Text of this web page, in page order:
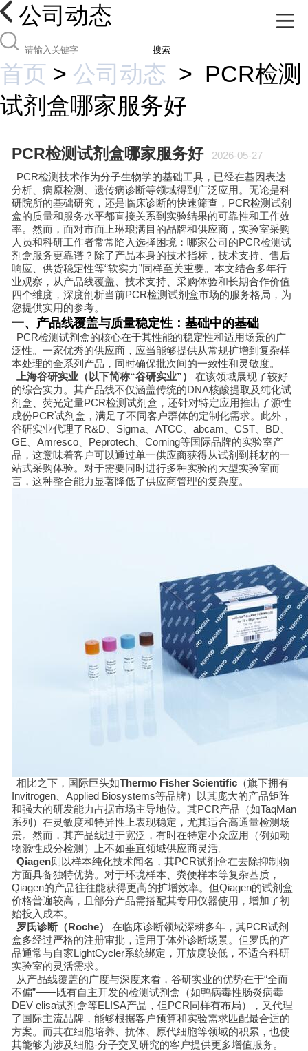
公司动态
搜索
首页 > 公司动态 > PCR检测
试剂盒哪家服务好
PCR检测试剂盒哪家服务好 2026-05-27
PCR检测技术作为分子生物学的基础工具，已经在基因表达
分析、病原检测、遗传病诊断等领域得到广泛应用。无论是科
研院所的基础研究，还是临床诊断的快速筛查，PCR检测试剂
盒的质量和服务水平都直接关系到实验结果的可靠性和工作效
率。然而，面对市面上琳琅满目的品牌和供应商，实验室采购
人员和科研工作者常常陷入选择困境：哪家公司的PCR检测试
剂盒服务更靠谱？除了产品本身的技术指标，技术支持、售后
响应、供货稳定性等“软实力”同样至关重要。本文结合多年行
业观察，从产品线覆盖、技术支持、采购体验和长期合作价值
四个维度，深度剖析当前PCR检测试剂盒市场的服务格局，为
您提供实用的参考。
一、产品线覆盖与质量稳定性：基础中的基础
PCR检测试剂盒的核心在于其性能的稳定性和适用场景的广
泛性。一家优秀的供应商，应当能够提供从常规扩增到复杂样
本处理的全系列产品，同时确保批次间的一致性和灵敏度。
上海谷研实业（以下简称“谷研实业”）
在该领域展现了较好
的综合实力。其产品线不仅涵盖传统的DNA核酸提取及纯化试
剂盒、荧光定量PCR检测试剂盒，还针对特定应用推出了源性
成份PCR试剂盒，满足了不同客户群体的定制化需求。此外，
谷研实业代理了R&D、Sigma、ATCC、abcam、CST、BD、
GE、Amresco、Peprotech、Corning等国际品牌的实验室产
品，这意味着客户可以通过单一供应商获得从试剂到耗材的一
站式采购体验。对于需要同时进行多种实验的大型实验室而
言，这种整合能力显著降低了供应商管理的复杂度。
相比之下，国际巨头如Thermo Fisher Scientific （旗下拥有
Invitrogen、Applied Biosystems等品牌）以其庞大的产品矩阵
和强大的研发能力占据市场主导地位。其PCR产品（如TaqMan
系列）在灵敏度和特异性上表现稳定，尤其适合高通量检测场
景。然而，其产品线过于宽泛，有时在特定小众应用（例如动
物源性成分检测）上不如垂直领域供应商灵活。
Qiagen则以样本纯化技术闻名，其PCR试剂盒在去除抑制物
方面具备独特优势。对于环境样本、粪便样本等复杂基质，
Qiagen的产品往往能获得更高的扩增效率。但Qiagen的试剂盒
价格普遍较高，且部分产品需搭配其专用仪器使用，增加了初
始投入成本。
罗氏诊断（Roche）
在临床诊断领域深耕多年，其PCR试剂
盒多经过严格的注册审批，适用于体外诊断场景。但罗氏的产
品通常与自家LightCycler系统绑定，开放度较低，不适合科研
实验室的灵活需求。
从产品线覆盖的广度与深度来看，谷研实业的优势在于“全而
不偏”——既有自主开发的检测试剂盒（如鸭病毒性肠炎病毒
DEV elisa试剂盒等ELISA产品，但PCR同样有布局），又代理
了国际主流品牌，能够根据客户预算和实验需求匹配最合适的
方案。而其在细胞培养、抗体、原代细胞等领域的积累，也使
其能够为涉及细胞-分子交叉研究的客户提供更多增值服务。